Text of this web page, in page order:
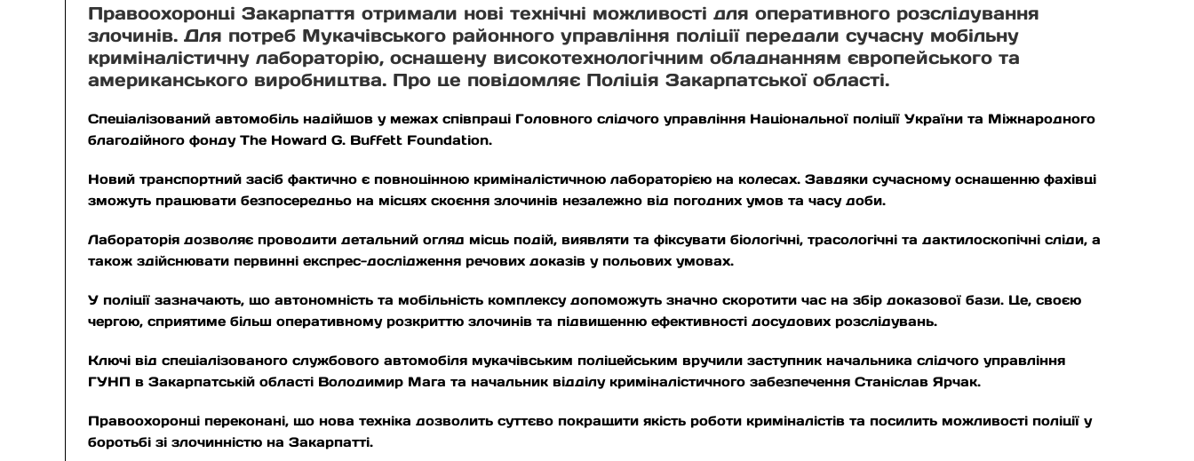
Правоохоронці Закарпаття отримали нові технічні можливості для оперативного розслідування
злочинів. Для потреб Мукачівського районного управління поліції передали сучасну мобільну
криміналістичну лабораторію, оснащену високотехнологічним обладнанням європейського та
американського виробництва. Про це повідомляє Поліція Закарпатської області.
Спеціалізований автомобіль надійшов у межах співпраці Головного слідчого управління Національної поліції України та Міжнародного
благодійного фонду The Howard G. Buffett Foundation.
Новий транспортний засіб фактично є повноцінною криміналістичною лабораторією на колесах. Завдяки сучасному оснащенню фахівці
зможуть працювати безпосередньо на місцях скоєння злочинів незалежно від погодних умов та часу доби.
Лабораторія дозволяє проводити детальний огляд місць подій, виявляти та фіксувати біологічні, трасологічні та дактилоскопічні сліди, а
також здійснювати первинні експрес-дослідження речових доказів у польових умовах.
У поліції зазначають, що автономність та мобільність комплексу допоможуть значно скоротити час на збір доказової бази. Це, своєю
чергою, сприятиме більш оперативному розкриттю злочинів та підвищенню ефективності досудових розслідувань.
Ключі від спеціалізованого службового автомобіля мукачівським поліцейським вручили заступник начальника слідчого управління
ГУНП в Закарпатській області Володимир Мага та начальник відділу криміналістичного забезпечення Станіслав Ярчак.
Правоохоронці переконані, що нова техніка дозволить суттєво покращити якість роботи криміналістів та посилить можливості поліції у
боротьбі зі злочинністю на Закарпатті.